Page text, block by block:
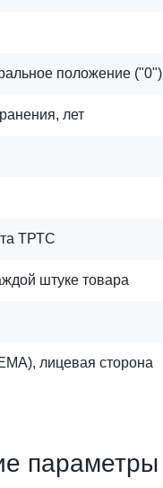
положение ("0")
лет
ТРТС
штуке товара
лицевая сторона
параметры